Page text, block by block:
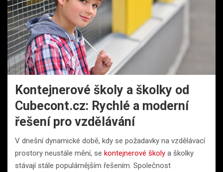
Kontejnerové školy a školky od
Cubecont.cz: Rychlé a moderní
řešení pro vzdělávání
V dnešní dynamické době, kdy se požadavky na vzdělávací
prostory neustále mění, se kontejnerové školy a školky
stávají stále populárnějším řešením. Společnost